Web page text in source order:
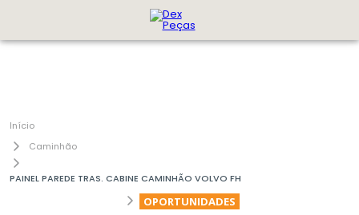
Caminhão
PAINEL PAREDE TRAS. CABINE CAMINHÃO VOLVO FH
OPORTUNIDADES